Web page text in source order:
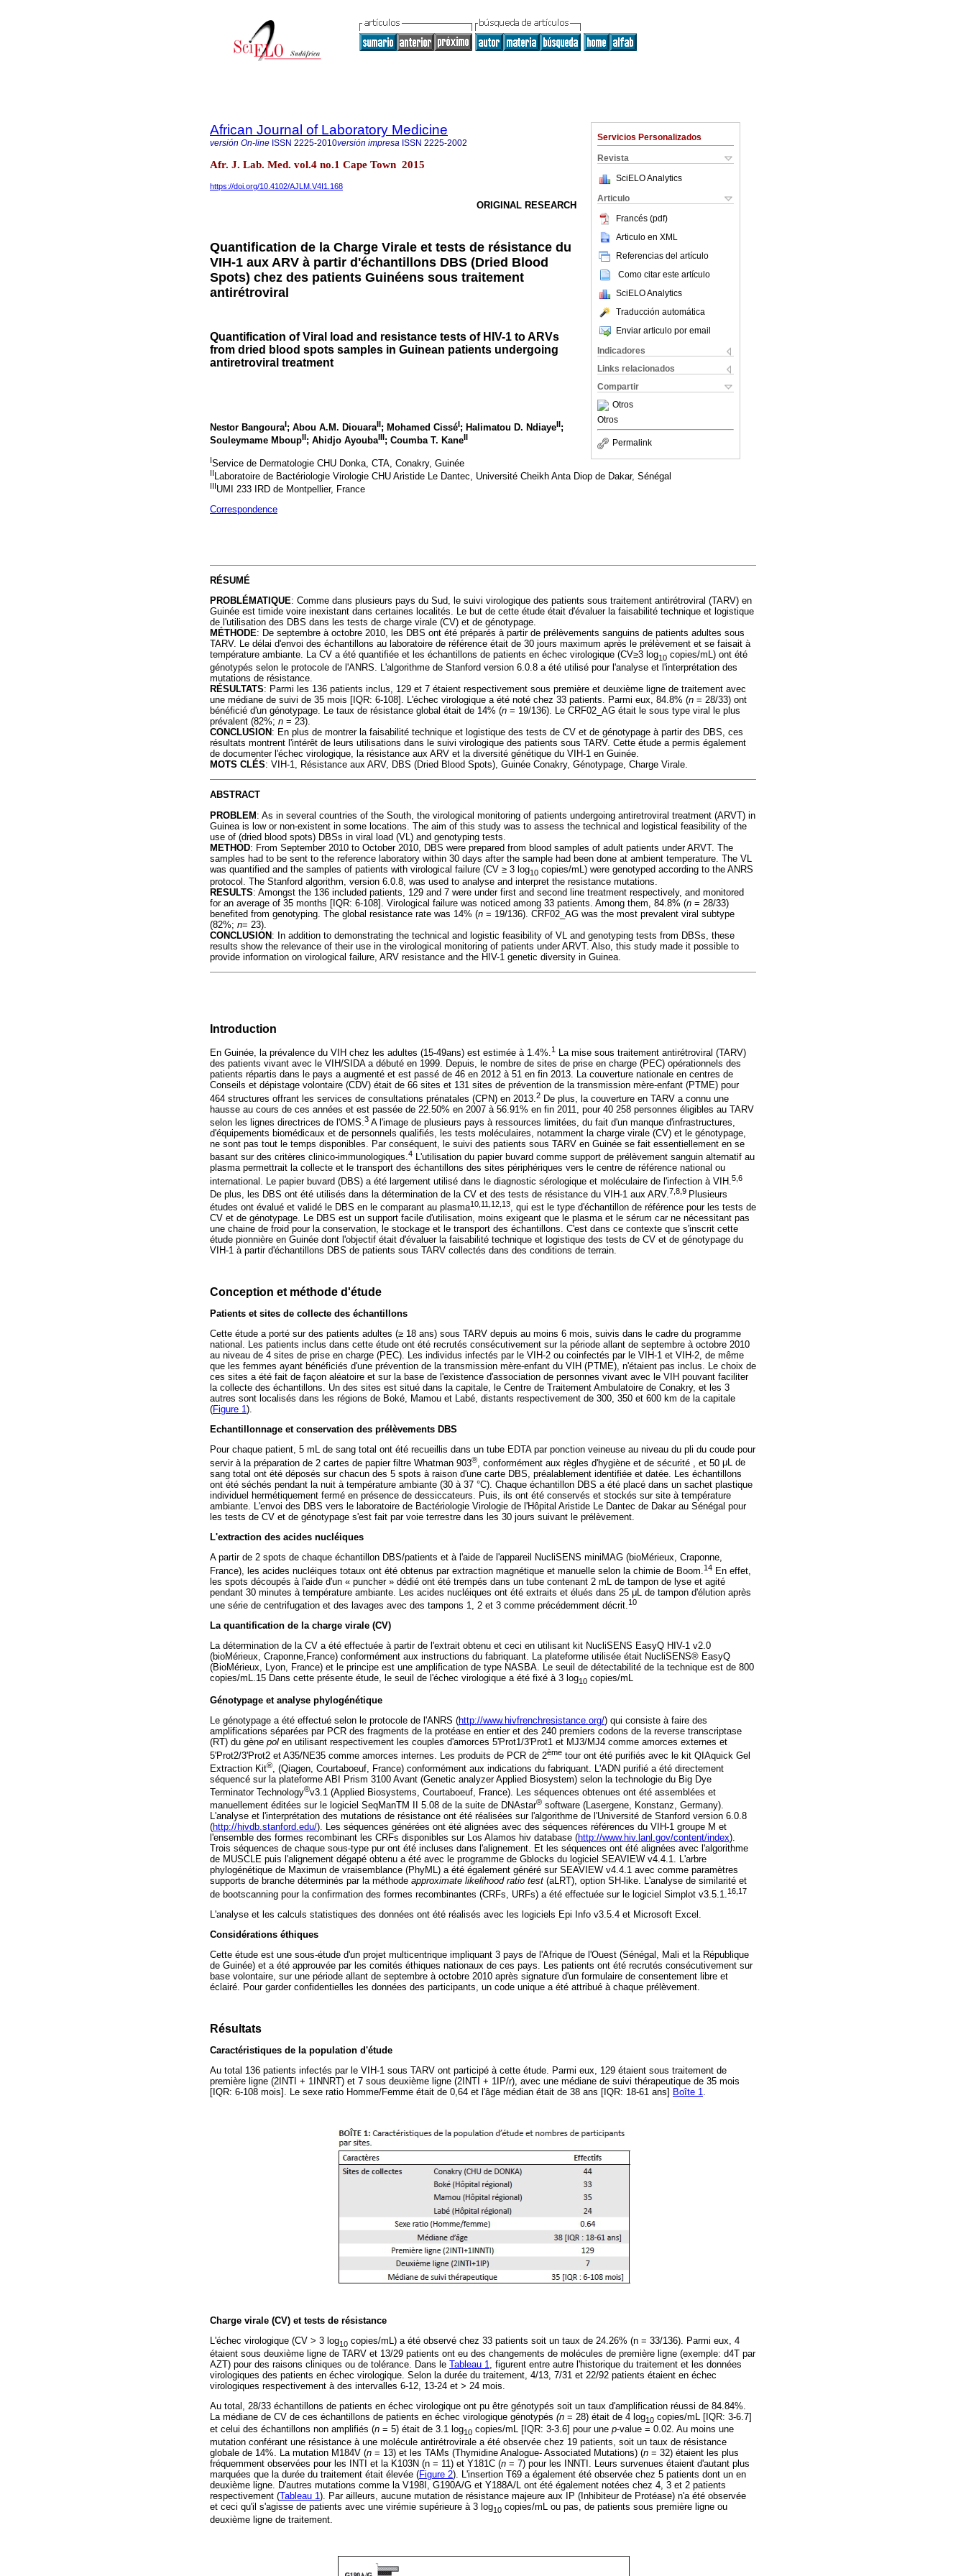
Servicios Personalizados
Revista
SciELO Analytics
Articulo
Francés (pdf)
Articulo en XML
Referencias del artículo
Como citar este artículo
SciELO Analytics
Traducción automática
Enviar articulo por email
Indicadores
Links relacionados
Compartir
Otros
Otros
Permalink
African Journal of Laboratory Medicine
versión On-line ISSN 2225-2010versión impresa ISSN 2225-2002
Afr. J. Lab. Med. vol.4 no.1 Cape Town 2015
https://doi.org/10.4102/AJLM.V4I1.168
ORIGINAL RESEARCH
Quantification de la Charge Virale et tests de résistance du
VIH-1 aux ARV à partir d'échantillons DBS (Dried Blood
Spots) chez des patients Guinéens sous traitement
antirétroviral
Quantification of Viral load and resistance tests of HIV-1 to ARVs
from dried blood spots samples in Guinean patients undergoing
antiretroviral treatment
Nestor BangouraI; Abou A.M. DiouaraII; Mohamed CisséI; Halimatou D. NdiayeII;
Souleymame MboupII; Ahidjo AyoubaIII; Coumba T. KaneII
IService de Dermatologie CHU Donka, CTA, Conakry, Guinée
II Laboratoire de Bactériologie Virologie CHU Aristide Le Dantec, Université Cheikh Anta Diop de Dakar, Sénégal
IIIUMI 233 IRD de Montpellier, France
Correspondence
RÉSUMÉ
PROBLÉMATIQUE: Comme dans plusieurs pays du Sud, le suivi virologique des patients sous traitement antirétroviral (TARV) en
Guinée est timide voire inexistant dans certaines localités. Le but de cette étude était d'évaluer la faisabilité technique et logistique
de l'utilisation des DBS dans les tests de charge virale (CV) et de génotypage.
MÉTHODE: De septembre à octobre 2010, les DBS ont été préparés à partir de prélèvements sanguins de patients adultes sous
TARV. Le délai d'envoi des échantillons au laboratoire de référence était de 30 jours maximum après le prélèvement et se faisait à
température ambiante. La CV a été quantifiée et les échantillons de patients en échec virologique (CV≥3 log10 copies/mL) ont été
génotypés selon le protocole de l'ANRS. L'algorithme de Stanford version 6.0.8 a été utilisé pour l'analyse et l'interprétation des
mutations de résistance.
RÉSULTATS: Parmi les 136 patients inclus, 129 et 7 étaient respectivement sous première et deuxième ligne de traitement avec
une médiane de suivi de 35 mois [IQR: 6-108]. L'échec virologique a été noté chez 33 patients. Parmi eux, 84.8% (n = 28/33) ont
bénéficié d'un génotypage. Le taux de résistance global était de 14% (n = 19/136). Le CRF02_AG était le sous type viral le plus
prévalent (82%; n = 23).
CONCLUSION : En plus de montrer la faisabilité technique et logistique des tests de CV et de génotypage à partir des DBS, ces
résultats montrent l'intérêt de leurs utilisations dans le suivi virologique des patients sous TARV. Cette étude a permis également
de documenter l'échec virologique, la résistance aux ARV et la diversité génétique du VIH-1 en Guinée.
MOTS CLÉS: VIH-1, Résistance aux ARV, DBS (Dried Blood Spots), Guinée Conakry, Génotypage, Charge Virale
ABSTRACT
PROBLEM: As in several countries of the South, the virological monitoring of patients undergoing antiretroviral treatment (ARVT) in
Guinea is low or non-existent in some locations. The aim of this study was to assess the technical and logistical feasibility of the
use of (dried blood spots) DBSs in viral load (VL) and genotyping tests.
METHOD: From September 2010 to October 2010, DBS were prepared from blood samples of adult patients under ARVT. The
samples had to be sent to the reference laboratory within 30 days after the sample had been done at ambient temperature. The VL
was quantified and the samples of patients with virological failure (CV ≥ 3 log10 copies/mL) were genotyped according to the ANRS
protocol. The Stanford algorithm, version 6.0.8, was used to analyse and interpret the resistance mutations.
RESULTS: Amongst the 136 included patients, 129 and 7 were under first and second line treatment respectively, and monitored
for an average of 35 months [IQR: 6-108]. Virological failure was noticed among 33 patients. Among them, 84.8% (n = 28/33)
benefited from genotyping. The global resistance rate was 14% (n = 19/136). CRF02_AG was the most prevalent viral subtype
(82%; n= 23).
CONCLUSION : In addition to demonstrating the technical and logistic feasibility of VL and genotyping tests from DBSs, these
results show the relevance of their use in the virological monitoring of patients under ARVT. Also, this study made it possible to
provide information on virological failure, ARV resistance and the HIV-1 genetic diversity in Guinea.
Introduction
En Guinée, la prévalence du VIH chez les adultes (15-49ans) est estimée à 1.4%.1
La mise sous traitement antirétroviral (TARV)
des patients vivant avec le VIH/SIDA a débuté en 1999. Depuis, le nombre de sites de prise en charge (PEC) opérationnels des
patients répartis dans le pays a augmenté et est passé de 46 en 2012 à 51 en fin 2013. La couverture nationale en centres de
Conseils et dépistage volontaire (CDV) était de 66 sites et 131 sites de prévention de la transmission mère-enfant (PTME) pour
464 structures offrant les services de consultations prénatales (CPN) en 2013. 2 De plus, la couverture en TARV a connu une
hausse au cours de ces années et est passée de 22.50% en 2007 à 56.91% en fin 2011, pour 40 258 personnes éligibles au TARV
selon les lignes directrices de l'OMS.3 A l'image de plusieurs pays à ressources limitées, du fait d'un manque d'infrastructures,
d'équipements biomédicaux et de personnels qualifiés, les tests moléculaires, notamment la charge virale (CV) et le génotypage,
ne sont pas tout le temps disponibles. Par conséquent, le suivi des patients sous TARV en Guinée se fait essentiellement en se
basant sur des critères clinico-immunologiques.4 L'utilisation du papier buvard comme support de prélèvement sanguin alternatif au
plasma permettrait la collecte et le transport des échantillons des sites périphériques vers le centre de référence national ou
international. Le papier buvard (DBS) a été largement utilisé dans le diagnostic sérologique et moléculaire de l'infection à VIH. 5,6
De plus, les DBS ont été utilisés dans la détermination de la CV et des tests de résistance du VIH-1 aux ARV.7,8,9 Plusieurs
études ont évalué et validé le DBS en le comparant au plasma10,11,12,13, qui est le type d'échantillon de référence pour les tests de
CV et de génotypage. Le DBS est un support facile d'utilisation, moins exigeant que le plasma et le sérum car ne nécessitant pas
une chaine de froid pour la conservation, le stockage et le transport des échantillons. C'est dans ce contexte que s'inscrit cette
étude pionnière en Guinée dont l'objectif était d'évaluer la faisabilité technique et logistique des tests de CV et de génotypage du
VIH-1 à partir d'échantillons DBS de patients sous TARV collectés dans des conditions de terrain.
Conception et méthode d'étude
Patients et sites de collecte des échantillons
Cette étude a porté sur des patients adultes (≥ 18 ans) sous TARV depuis au moins 6 mois, suivis dans le cadre du programme
national. Les patients inclus dans cette étude ont été recrutés consécutivement sur la période allant de septembre à octobre 2010
au niveau de 4 sites de prise en charge (PEC). Les individus infectés par le VIH-2 ou coinfectés par le VIH-1 et VIH-2, de même
que les femmes ayant bénéficiés d'une prévention de la transmission mère-enfant du VIH (PTME), n'étaient pas inclus. Le choix de
ces sites a été fait de façon aléatoire et sur la base de l'existence d'association de personnes vivant avec le VIH pouvant faciliter
la collecte des échantillons. Un des sites est situé dans la capitale, le Centre de Traitement Ambulatoire de Conakry, et les 3
autres sont localisés dans les régions de Boké, Mamou et Labé, distants respectivement de 300, 350 et 600 km de la capitale
(Figure 1).
Echantillonnage et conservation des prélèvements DBS
Pour chaque patient, 5 mL de sang total ont été recueillis dans un tube EDTA par ponction veineuse au niveau du pli du coude pour
servir à la préparation de 2 cartes de papier filtre Whatman 903® , conformément aux règles d'hygiène et de sécurité , et 50 μL de
sang total ont été déposés sur chacun des 5 spots à raison d'une carte DBS, préalablement identifiée et datée. Les échantillons
ont été séchés pendant la nuit à température ambiante (30 à 37 °C). Chaque échantillon DBS a été placé dans un sachet plastique
individuel hermétiquement fermé en présence de dessiccateurs. Puis, ils ont été conservés et stockés sur site à température
ambiante. L'envoi des DBS vers le laboratoire de Bactériologie Virologie de l'Hôpital Aristide Le Dantec de Dakar au Sénégal pour
les tests de CV et de génotypage s'est fait par voie terrestre dans les 30 jours suivant le prélèvement.
L'extraction des acides nucléiques
A partir de 2 spots de chaque échantillon DBS/patients et à l'aide de l'appareil NucliSENS miniMAG (bioMérieux, Craponne,
France), les acides nucléiques totaux ont été obtenus par extraction magnétique et manuelle selon la chimie de Boom. 14 En effet,
les spots découpés à l'aide d'un « puncher » dédié ont été trempés dans un tube contenant 2 mL de tampon de lyse et agité
pendant 30 minutes à température ambiante. Les acides nucléiques ont été extraits et élués dans 25 μL de tampon d'élution après
une série de centrifugation et des lavages avec des tampons 1, 2 et 3 comme précédemment décrit. 10
La quantification de la charge virale (CV)
La détermination de la CV a été effectuée à partir de l'extrait obtenu et ceci en utilisant kit NucliSENS EasyQ HIV-1 v2.0
(bioMérieux, Craponne,France) conformément aux instructions du fabriquant. La plateforme utilisée était NucliSENS® EasyQ
(BioMérieux, Lyon, France) et le principe est une amplification de type NASBA. Le seuil de détectabilité de la technique est de 800
copies/mL.15 Dans cette présente étude, le seuil de l'échec virologique a été fixé à 3 log10 copies/mL
Génotypage et analyse phylogénétique
Le génotypage a été effectué selon le protocole de l'ANRS (http://www.hivfrenchresistance.org/) qui consiste à faire des
amplifications séparées par PCR des fragments de la protéase en entier et des 240 premiers codons de la reverse transcriptase
(RT) du gène pol en utilisant respectivement les couples d'amorces 5'Prot1/3'Prot1 et MJ3/MJ4 comme amorces externes et
5'Prot2/3'Prot2 et A35/NE35 comme amorces internes. Les produits de PCR de 2ème tour ont été purifiés avec le kit QIAquick Gel
Extraction Kit®
, (Qiagen, Courtaboeuf, France) conformément aux indications du fabriquant. L'ADN purifié a été directement
séquencé sur la plateforme ABI Prism 3100 Avant (Genetic analyzer Applied Biosystem) selon la technologie du Big Dye
Terminator Technology®v3.1 (Applied Biosystems, Courtaboeuf, France). Les séquences obtenues ont été assemblées et
manuellement éditées sur le logiciel SeqManTM II 5.08 de la suite de DNAstar® software (Lasergene, Konstanz, Germany).
L'analyse et l'interprétation des mutations de résistance ont été réalisées sur l'algorithme de l'Université de Stanford version 6.0.8
(http://hivdb.stanford.edu/). Les séquences générées ont été alignées avec des séquences références du VIH-1 groupe M et
l'ensemble des formes recombinant les CRFs disponibles sur Los Alamos hiv database (http://www.hiv.lanl.gov/content/index).
Trois séquences de chaque sous-type pur ont été incluses dans l'alignement. Et les séquences ont été alignées avec l'algorithme
de MUSCLE puis l'alignement dégapé obtenu a été avec le programme de Gblocks du logiciel SEAVIEW v4.4.1. L'arbre
phylogénétique de Maximun de vraisemblance (PhyML) a été également généré sur SEAVIEW v4.4.1 avec comme paramètres
supports de branche déterminés par la méthode approximate likelihood ratio test (aLRT), option SH-like. L'analyse de similarité et
de bootscanning pour la confirmation des formes recombinantes (CRFs, URFs) a été effectuée sur le logiciel Simplot v3.5.1.
16,17
L'analyse et les calculs statistiques des données ont été réalisés avec les logiciels Epi Info v3.5.4 et Microsoft Excel.
Considérations éthiques
Cette étude est une sous-étude d'un projet multicentrique impliquant 3 pays de l'Afrique de l'Ouest (Sénégal, Mali et la République
de Guinée) et a été approuvée par les comités éthiques nationaux de ces pays. Les patients ont été recrutés consécutivement sur
base volontaire, sur une période allant de septembre à octobre 2010 après signature d'un formulaire de consentement libre et
éclairé. Pour garder confidentielles les données des participants, un code unique a été attribué à chaque prélèvement.
Résultats
Caractéristiques de la population d'étude
Au total 136 patients infectés par le VIH-1 sous TARV ont participé à cette étude. Parmi eux, 129 étaient sous traitement de
première ligne (2INTI + 1INNRT) et 7 sous deuxième ligne (2INTI + 1IP/r), avec une médiane de suivi thérapeutique de 35 mois
[IQR: 6-108 mois]. Le sexe ratio Homme/Femme était de 0,64 et l'âge médian était de 38 ans [IQR: 18-61 ans] Boîte 1.
Charge virale (CV) et tests de résistance
L'échec virologique (CV > 3 log10 copies/mL) a été observé chez 33 patients soit un taux de 24.26% (n = 33/136). Parmi eux, 4
étaient sous deuxième ligne de TARV et 13/29 patients ont eu des changements de molécules de première ligne (exemple: d4T par
AZT) pour des raisons cliniques ou de tolérance. Dans le Tableau 1
, figurent entre autre l'historique du traitement et les données
virologiques des patients en échec virologique. Selon la durée du traitement, 4/13, 7/31 et 22/92 patients étaient en échec
virologiques respectivement à des intervalles 6-12, 13-24 et > 24 mois.
Au total, 28/33 échantillons de patients en échec virologique ont pu être génotypés soit un taux d'amplification réussi de 84.84%.
La médiane de CV de ces échantillons de patients en échec virologique génotypés (n = 28) était de 4 log10 copies/mL [IQR: 3-6.7]
et celui des échantillons non amplifiés (n = 5) était de 3.1 log10 copies/mL [IQR: 3-3.6] pour une p-value = 0.02. Au moins une
mutation conférant une résistance à une molécule antirétrovirale a été observée chez 19 patients, soit un taux de résistance
globale de 14%. La mutation M184V (n = 13) et les TAMs (Thymidine Analogue- Associated Mutations) (n = 32) étaient les plus
fréquemment observées pour les INTI et la K103N (n = 11) et Y181C (n = 7) pour les INNTI. Leurs survenues étaient d'autant plus
marquées que la durée du traitement était élevée (Figure 2). L'insertion T69 a également été observée chez 5 patients dont un en
deuxième ligne. D'autres mutations comme la V198I, G190A/G et Y188A/L ont été également notées chez 4, 3 et 2 patients
respectivement (Tableau 1). Par ailleurs, aucune mutation de résistance majeure aux IP (Inhibiteur de Protéase) n'a été observée
et ceci qu'il s'agisse de patients avec une virémie supérieure à 3 log10 copies/mL ou pas, de patients sous première ligne ou
deuxième ligne de traitement.